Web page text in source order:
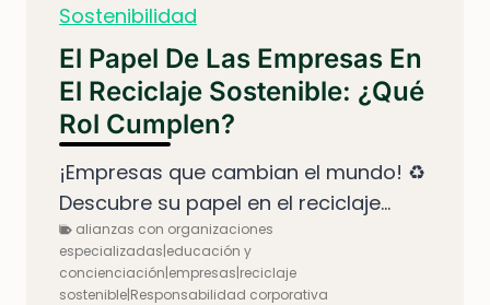
Sostenibilidad
El Papel De Las Empresas En
El Reciclaje Sostenible: ¿Qué
Rol Cumplen?
¡Empresas que cambian el mundo! ♻️
Descubre su papel en el reciclaje...
alianzas con organizaciones
especializadas|educación y
concienciación|empresas|reciclaje
sostenible|Responsabilidad corporativa